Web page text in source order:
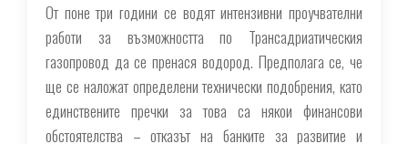
От поне три години се водят интензивни проучвателни
работи за възможността по Трансадриатическия
газопровод да се пренася водород. Предполага се, че
ще се наложат определени технически подобрения, като
единствените пречки за това са някои финансови
обстоятелства – отказът на банките за развитие и